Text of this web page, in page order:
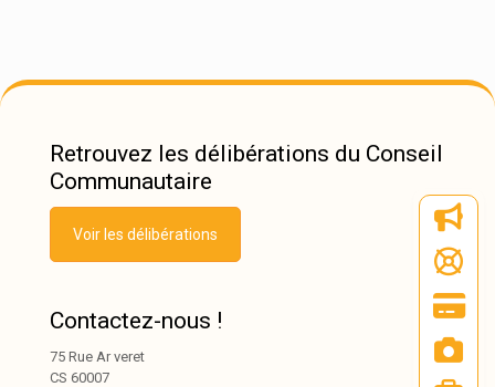
Retrouvez les délibérations du Conseil
Communautaire
Voir les délibérations
Contactez-nous !
75 Rue Ar veret
CS 60007